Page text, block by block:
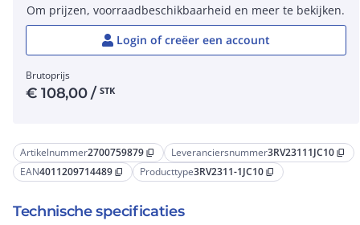
Artikelnummer2700759879 content_copy Leveranciersnummer3RV23111JC10 content_copy
EAN4011209714489 content_copy Producttype3RV2311-1JC10 content_copy
Technische specificaties
Om prijzen, voorraadbeschikbaarheid en meer te bekijken.
Login of creëer een account
Brutoprijs
€108,00/ STK